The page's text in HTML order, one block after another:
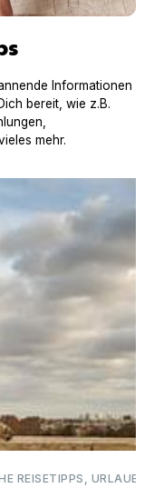
Informationen
bereit, wie z.B.
mehr.
REISETIPPS,